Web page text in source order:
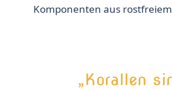
Komponenten aus
„Korallen